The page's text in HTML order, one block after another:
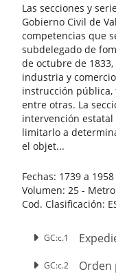
Las secciones y
Gobierno Civil de
competencias que
subdelegado de
de octubre de
industria y
instrucción pública,
entre otras. La
intervención
limitarlo a
el objet...
Fechas: 1739 a 1958
Volumen: 25 -
Cod. Clasificación:
GC:c.1
GC:c.2 Orden